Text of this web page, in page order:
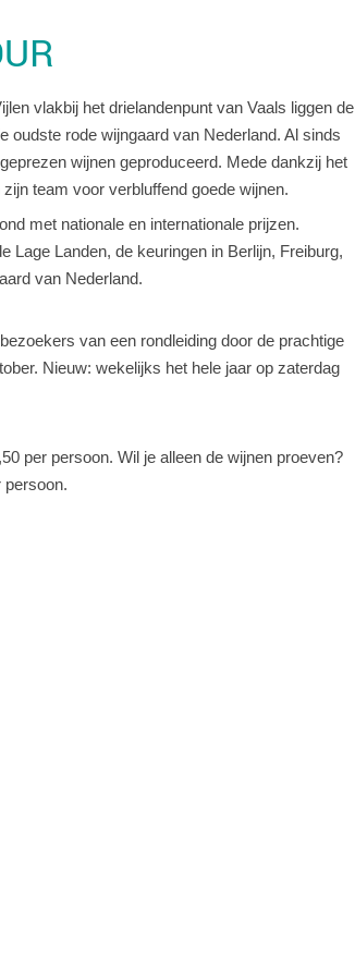
vlakbij het drielandenpunt van Vaals liggen de
oudste rode wijngaard van Nederland. Al sinds
wijnen geproduceerd. Mede dankzij het
team voor verbluffend goede wijnen.
met nationale en internationale prijzen.
Lage Landen, de keuringen in Berlijn, Freiburg,
van Nederland.
van een rondleiding door de prachtige
Nieuw: wekelijks het hele jaar op zaterdag
per persoon. Wil je alleen de wijnen proeven?
persoon.